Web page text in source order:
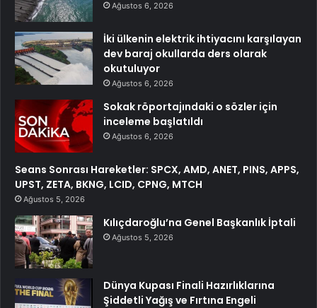
Ağustos 6, 2026
İki ülkenin elektrik ihtiyacını karşılayan
dev baraj okullarda ders olarak
okutuluyor
Ağustos 6, 2026
Sokak röportajındaki o sözler için
inceleme başlatıldı
Ağustos 6, 2026
Seans Sonrası Hareketler: SPCX, AMD, ANET, PINS, APPS,
UPST, ZETA, BKNG, LCID, CPNG, MTCH
Ağustos 5, 2026
Kılıçdaroğlu’na Genel Başkanlık İptali
Ağustos 5, 2026
Dünya Kupası Finali Hazırlıklarına
Şiddetli Yağış ve Fırtına Engeli